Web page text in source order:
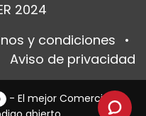
2024
y condiciones •
Aviso de privacidad
- El mejorComercio